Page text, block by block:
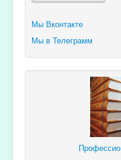
Мы Вконтакте
Мы в Телеграмм